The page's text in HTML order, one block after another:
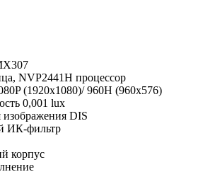
NVP2441H процессор
(1920x1080)/ 960H (960x576)
0,001 lux
изображения DIS
ИК-фильтр
корпус